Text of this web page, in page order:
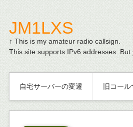
JM1LXS
↑ This is my amateur radio callsign.
This site supports IPv6 addresses.
自宅サーバーの変遷 旧コー